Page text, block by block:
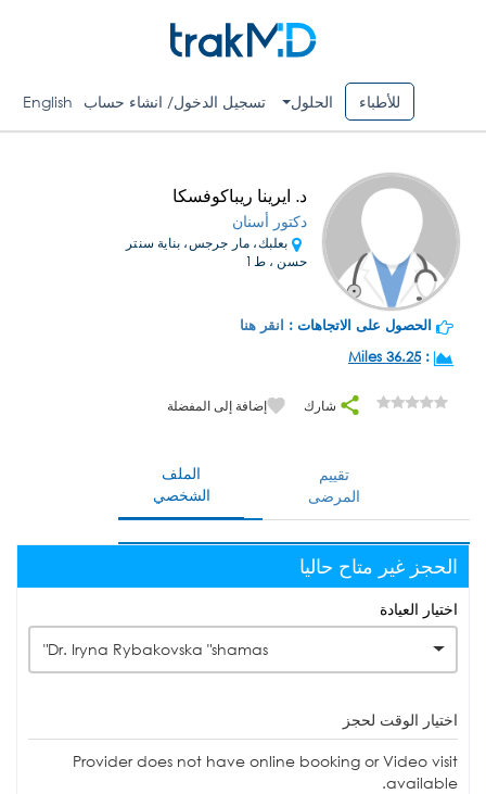
للأطباء الحلول تسجيل الدخول/ انشاء حساب English
د. ايرينا ريباكوفسكا
دكتور أسنان
بعلبك، مار جرجس، بناية سنتر
حسن ، ط1
الحصول على الاتجاهات : انقر هنا
:
36.25 Miles
شارك إضافة إلى المفضلة
الملف
الشخصي
تقييم
المرضى
الحجز غير متاح حاليا
اختيار العيادة
Dr. Iryna Rybakovska "shamas"
اختيار الوقت لحجز
Provider does not have online booking or Video visit
available.